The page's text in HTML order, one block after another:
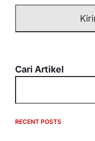
Cari Artikel
RECENT POSTS